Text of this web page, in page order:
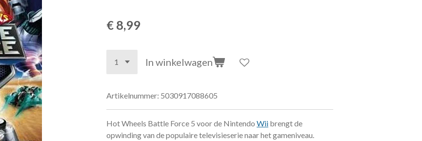
€ 8,99
In winkelwagen
Artikelnummer: 5030917088605
Hot Wheels Battle Force 5 voor de Nintendo Wii brengt de
opwinding van de populaire televisieserie naar het gameniveau.